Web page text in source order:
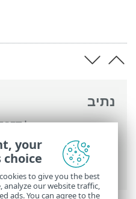
נתיב
העזרה המקוונת של ESET
Business Security
>
Business Security
>
סריקות> החרגות
your
choice
to give you the best
analyze our website traffic,
ads. You can agree to the